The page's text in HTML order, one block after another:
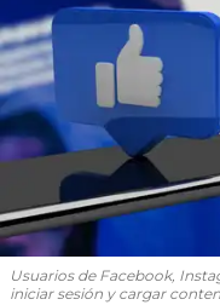
Usuarios de Facebook,
iniciar sesión y cargar